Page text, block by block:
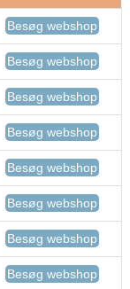
Besøg webshop
Besøg webshop
Besøg webshop
Besøg webshop
Besøg webshop
Besøg webshop
Besøg webshop
Besøg webshop